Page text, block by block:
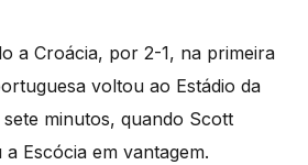
a Croácia, por 2-1, na primeira
voltou ao Estádio da
sete minutos, quando Scott
Escócia em vantagem.